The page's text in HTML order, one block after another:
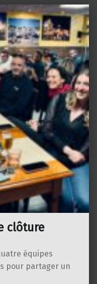
clôture
équipes
pour partager un